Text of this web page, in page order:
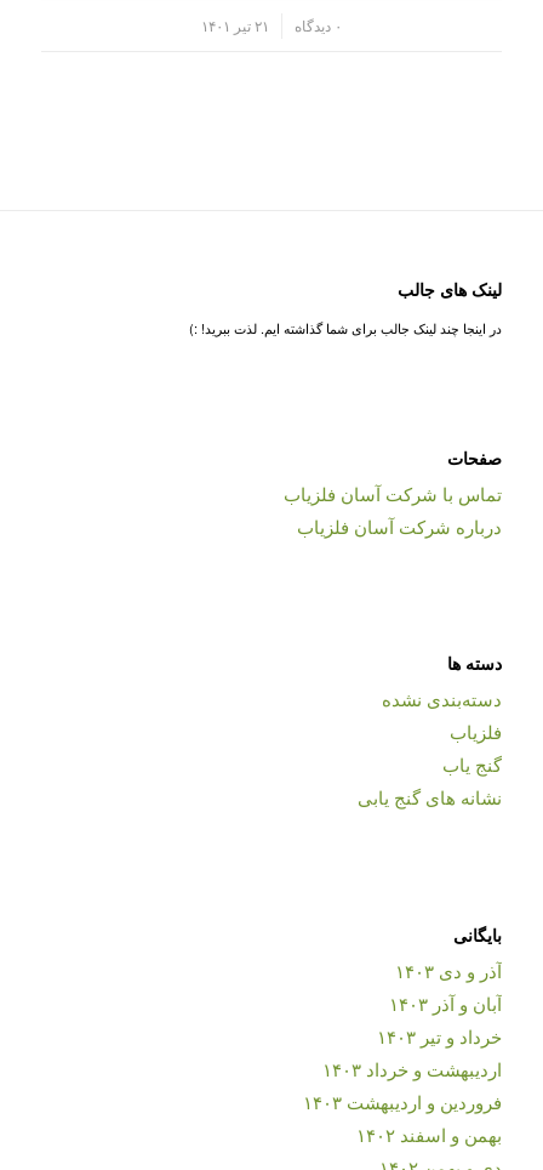
۰ دیدگاه ۲۱ تیر ۱۴۰۱
لینک های جالب
در اینجا چند لینک جالب برای شما گذاشته ایم. لذت ببرید! :)
صفحات
تماس با شرکت آسان فلزیاب
درباره شرکت آسان فلزیاب
دسته ها
دسته‌بندی نشده
فلزیاب
گنج یاب
نشانه های گنج یابی
بایگانی
آذر و دی ۱۴۰۳
آبان و آذر ۱۴۰۳
خرداد و تیر ۱۴۰۳
اردیبهشت و خرداد ۱۴۰۳
فروردین و اردیبهشت ۱۴۰۳
بهمن و اسفند ۱۴۰۲